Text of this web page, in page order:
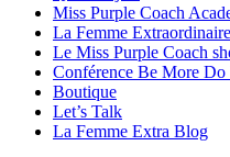
Miss Purple Coach
La Femme
Le Miss Purple Coach
Conférence Be More
Boutique
Let’s Talk
La Femme Extra Blog